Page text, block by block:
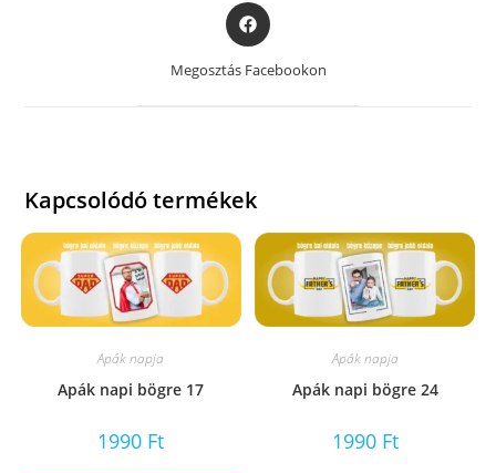
Opens
in
a
new
Megosztás Facebookon
Kapcsolódó termékek
Apák napja
Apák napi bögre 17
1990 Ft
Apák napja
Apák napi bögre 24
1990 Ft